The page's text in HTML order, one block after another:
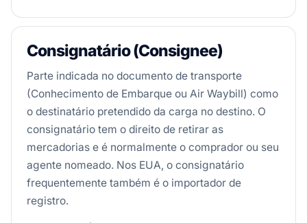
Consignatário (Consignee)
Parte indicada no documento de transporte
(Conhecimento de Embarque ou Air Waybill) como
o destinatário pretendido da carga no destino. O
consignatário tem o direito de retirar as
mercadorias e é normalmente o comprador ou seu
agente nomeado. Nos EUA, o consignatário
frequentemente também é o importador de
registro.